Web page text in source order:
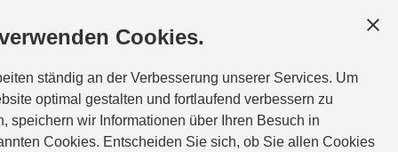
Cookies.
ständig an der Verbesserung unserer Services. Um
optimal gestalten und fortlaufend verbessern zu
speichern wir Informationen über Ihren Besuch in
Cookies. Entscheiden Sie sich, ob Sie allen Cookies
fraeter-luebeck@suzuki-handel.de